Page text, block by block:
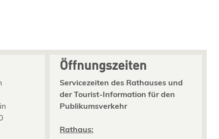
Öffnungszeiten
Servicezeiten des Rathauses und
der Tourist-Information für den
Publikumsverkehr
Rathaus: